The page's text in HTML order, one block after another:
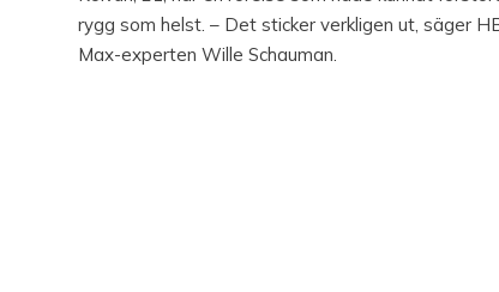
rygg som helst. – Det sticker verkligen ut, säger
Max-experten Wille Schauman.